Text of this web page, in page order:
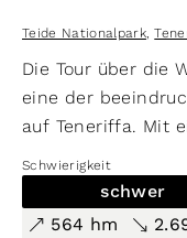
Teide Nationalpark,
Die Tour über die
eine der
auf Teneriffa. Mit
und weiter über
Arico Nuevo. Ein
Schwierigkeit
schwer
564 hm